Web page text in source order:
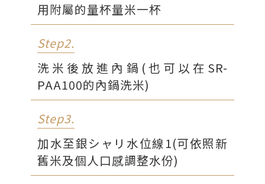
用附屬的量杯量米一杯
Step2.
洗米後放進內鍋(也可以在SR-
PAA100的內鍋洗米)
Step3.
加水至銀シャリ水位線1(可依照新
舊米及個人口感調整水份)